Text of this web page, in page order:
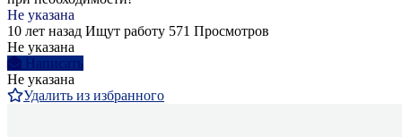
Не указана
10 лет назад Ищут работу 571 Просмотров
Не указана
Написать
Не указана
Удалить из избранного